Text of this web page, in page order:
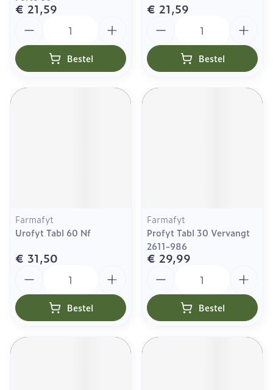
€ 21,59
Bestel
€ 21,59
Bestel
Farmafyt
Urofyt Tabl 60 Nf
€ 31,50
Bestel
Farmafyt
Profyt Tabl 30 Vervangt
2611-986
€ 29,99
Bestel